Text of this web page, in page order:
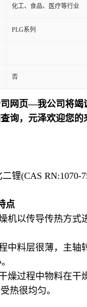
化工、食品、医疗等行业
PLG系列
否
网页—我公司将
询，元泽欢迎您的
锂(CAS RN:1070-
点
机以传导传热方
中料层很薄，主
燥过程中物料在
热很均匀。